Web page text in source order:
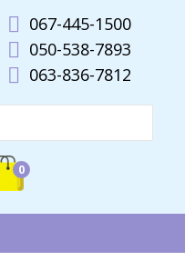
067-445-1500
050-538-7893
063-836-7812
0